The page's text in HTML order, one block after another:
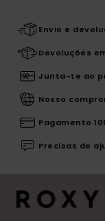
Envio e
Devoluções
Junta-te ao
Nosso
Pagamento
Precisas de